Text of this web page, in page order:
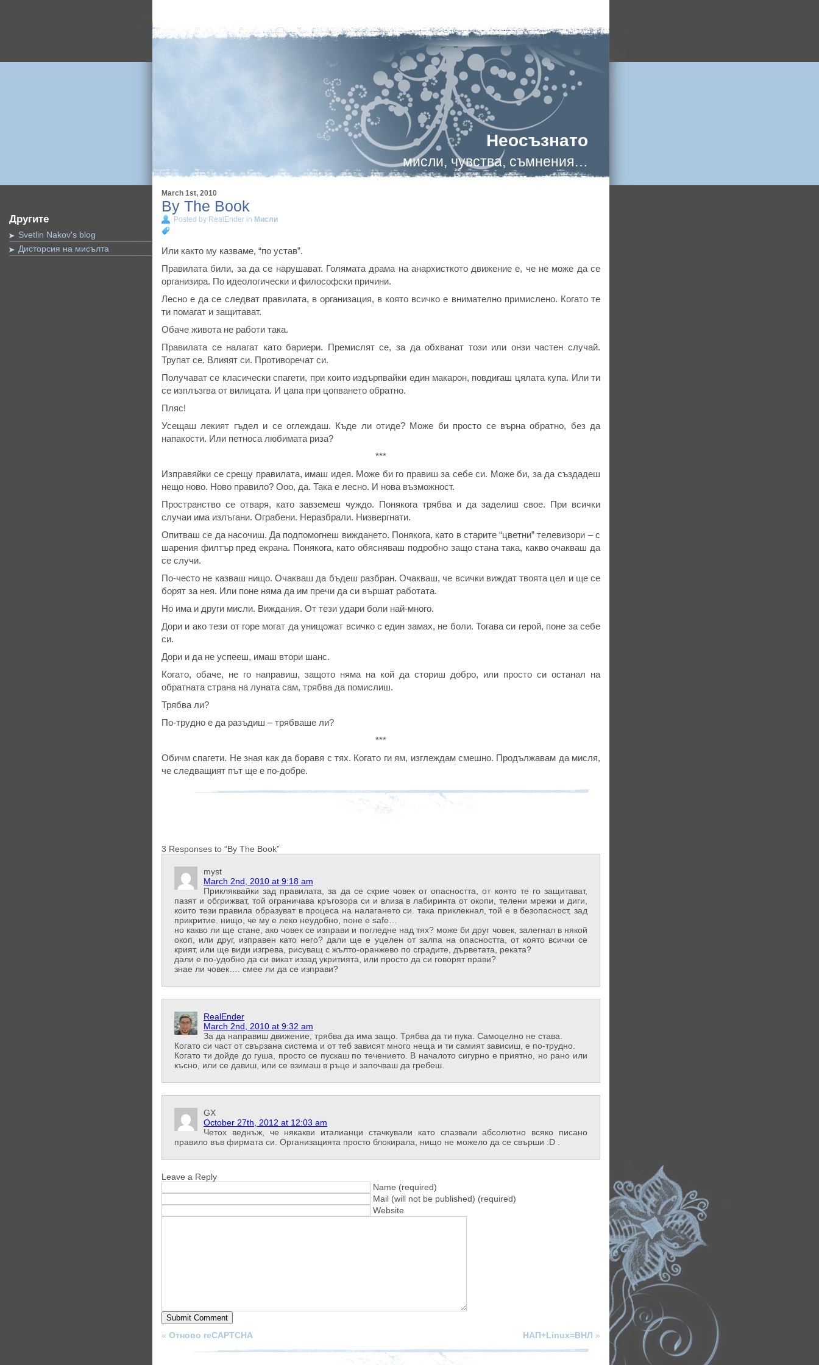
Другите
Svetlin Nakov's blog
Дисторсия на мисълта
Неосъзнато
мисли, чувства, съмнения…
March 1st, 2010
By The Book
Posted by RealEnder in Мисли
Или както му казваме, “по устав”.
Правилата били, за да се нарушават. Голямата драма на анархисткото движение е, че не може да се
организира. По идеологически и философски причини.
Лесно е да се следват правилата, в организация, в която всичко е внимателно примислено. Когато те
ти помагат и защитават.
Обаче живота не работи така.
Правилата се налагат като бариери. Премислят се, за да обхванат този или онзи частен случай.
Трупат се. Влияят си. Противоречат си.
Получават се класически спагети, при които издърпвайки един макарон, повдигаш цялата купа. Или ти
се изплъзгва от вилицата. И цапа при цопването обратно.
Пляс!
Усещаш лекият гъдел и се оглеждаш. Къде ли отиде? Може би просто се върна обратно, без да
напакости. Или петноса любимата риза?
***
Изправяйки се срещу правилата, имаш идея. Може би го правиш за себе си. Може би, за да създадеш
нещо ново. Ново правило? Ооо, да. Така е лесно. И нова възможност.
Пространство се отваря, като завземеш чуждо. Понякога трябва и да заделиш свое. При всички
случаи има излъгани. Ограбени. Неразбрали. Низвергнати.
Опитваш се да насочиш. Да подпомогнеш виждането. Понякога, като в старите “цветни” телевизори – с
шарения филтър пред екрана. Понякога, като обясняваш подробно защо стана така, какво очакваш да
се случи.
По-често не казваш нищо. Очакваш да бъдеш разбран. Очакваш, че всички виждат твоята цел и ще се
борят за нея. Или поне няма да им пречи да си вършат работата.
Но има и други мисли. Виждания. От тези удари боли най-много.
Дори и ако тези от горе могат да унищожат всичко с един замах, не боли. Тогава си герой, поне за себе
си.
Дори и да не успееш, имаш втори шанс.
Когато, обаче, не го направиш, защото няма на кой да сториш добро, или просто си останал на
обратната страна на луната сам, трябва да помислиш.
Трябва ли?
По-трудно е да разъдиш – трябваше ли?
***
Обичм спагети. Не зная как да боравя с тях. Когато ги ям, изглеждам смешно. Продължавам да мисля,
че следващият път ще е по-добре.
3 Responses to “By The Book”
myst
March 2nd, 2010 at 9:18 am
Прикляквайки зад правилата, за да се скрие човек от опасността, от която те го защитават,
пазят и обгрижват, той ограничава кръгозора си и влиза в лабиринта от окопи, телени мрежи и диги,
които тези правила образуват в процеса на налагането си. така приклекнал, той е в безопасност, зад
прикритие. нищо, че му е леко неудобно, поне е safe…
но какво ли ще стане, ако човек се изправи и погледне над тях? може би друг човек, залегнал в някой
окоп, или друг, изправен като него? дали ще е уцелен от залпа на опасността, от която всички се
крият, или ще види изгрева, рисуващ с жълто-оранжево по сградите, дърветата, реката?
дали е по-удобно да си викат иззад укритията, или просто да си говорят прави?
знае ли човек…. смее ли да се изправи?
RealEnder
March 2nd, 2010 at 9:32 am
За да направиш движение, трябва да има защо. Трябва да ти пука. Самоцелно не става.
Когато си част от свързана система и от теб зависят много неща и ти самият зависиш, е по-трудно.
Когато ти дойде до гуша, просто се пускаш по течението. В началото сигурно е приятно, но рано или
късно, или се давиш, или се взимаш в ръце и започваш да гребеш.
GX
October 27th, 2012 at 12:03 am
Четох веднъж, че някакви италианци стачкували като спазвали абсолютно всяко писано
правило във фирмата си. Организацията просто блокирала, нищо не можело да се свърши :D .
Leave a Reply
Name (required)
Mail (will not be published) (required)
Website
« Отново reCAPTCHA НАП+Linux=ВНЛ »